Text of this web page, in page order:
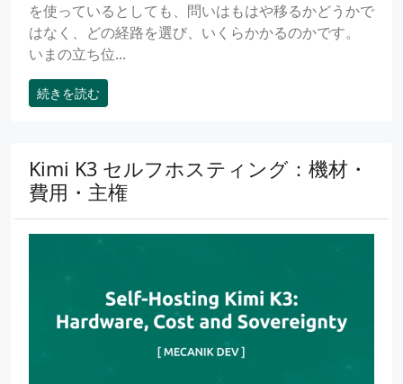
を使っているとしても、問いはもはや移るかどうかで
はなく、どの経路を選び、いくらかかるのかです。
いまの立ち位...
続きを読む
Kimi K3 セルフホスティング：機材・
費用・主権